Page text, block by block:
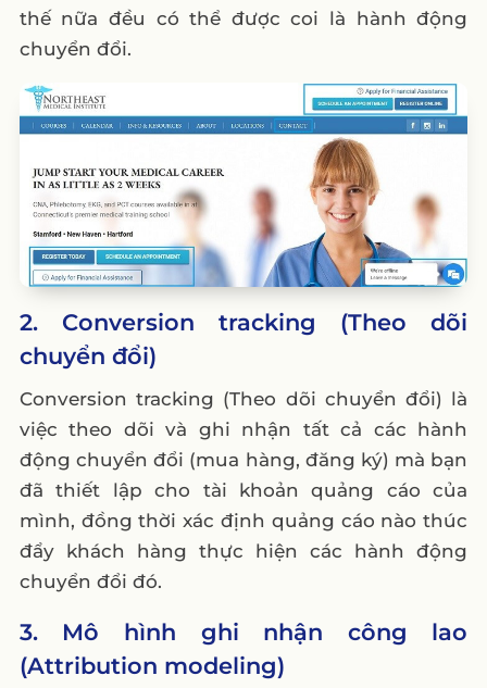
thế nữa đều có thể được coi là hành động
chuyển đổi.
2. Conversion tracking (Theo dõi
chuyển đổi)
Conversion tracking (Theo dõi chuyển đổi) là
việc theo dõi và ghi nhận tất cả các hành
động chuyển đổi (mua hàng, đăng ký) mà bạn
đã thiết lập cho tài khoản quảng cáo của
mình, đồng thời xác định quảng cáo nào thúc
đẩy khách hàng thực hiện các hành động
chuyển đổi đó.
3. Mô hình ghi nhận công lao
(Attribution modeling)